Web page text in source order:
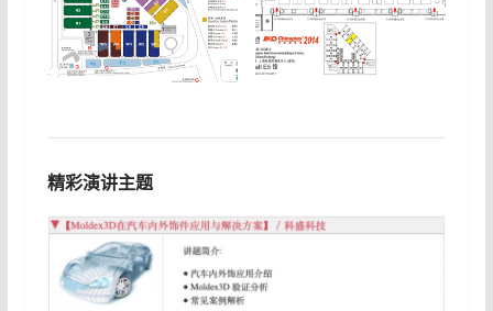
精彩演讲主题